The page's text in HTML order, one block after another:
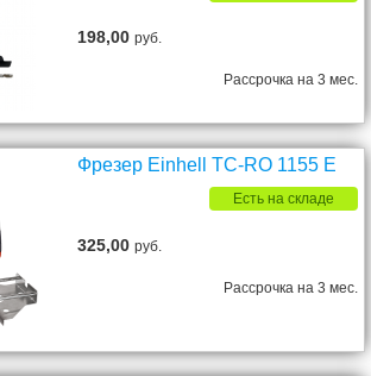
198,00руб.
Рассрочка на 3 мес.
Фрезер Einhell TC-RO 1155 E
Есть на складе
325,00руб.
Рассрочка на 3 мес.